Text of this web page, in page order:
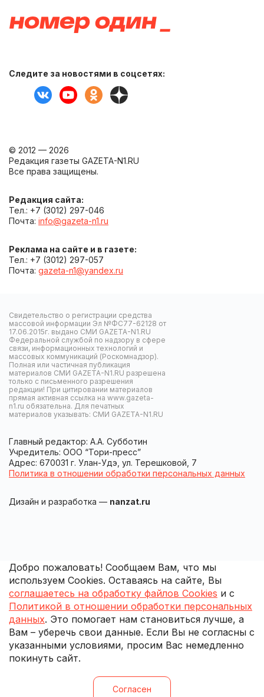
Следите за новостями в соцсетях:
© 2012 — 2026
Редакция газеты GAZETA-N1.RU
Все права защищены.
Редакция сайта:
Тел.: +7 (3012) 297-046
Почта: info@gazeta-n1.ru
Реклама на сайте и в газете:
Тел.: +7 (3012) 297-057
Почта: gazeta-n1@yandex.ru
Свидетельство о регистрации средства
массовой информации Эл №ФС77-62128 от
17.06.2015г. выдано СМИ GAZETA-N1.RU
Федеральной службой по надзору в сфере
связи, информационных технологий и
массовых коммуникаций (Роскомнадзор).
Полная или частичная публикация
материалов СМИ GAZETA-N1.RU разрешена
только с письменного разрешения
редакции! При цитировании материалов
прямая активная ссылка на www.gazeta-
n1.ru обязательна. Для печатных
материалов указывать: СМИ GAZETA-N1.RU
Главный редактор: А.А. Субботин
Учредитель: ООО “Тори-пресс”
Адрес: 670031 г. Улан-Удэ, ул. Терешковой, 7
Политика в отношении обработки персональных данных
Дизайн и разработка — nanzat.ru
Добро пожаловать! Сообщаем Вам, что мы
используем Cookies. Оставаясь на сайте, Вы
соглашаетесь на обработку файлов Cookies и с
Политикой в отношении обработки персональных
данных. Это помогает нам становиться лучше, а
Вам – уберечь свои данные. Если Вы не согласны с
указанными условиями, просим Вас немедленно
покинуть сайт.
Согласен